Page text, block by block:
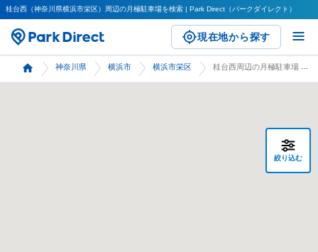
桂台西（神奈川県横浜市栄区）周辺の月極駐車場を検索 | Park Direct（パークダイレクト）
現在地から探す
神奈川県 横浜市 横浜市栄区
絞り込む